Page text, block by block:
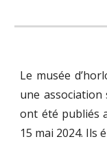
Le musée
une
ont été publiés
15 mai 2024. Ils